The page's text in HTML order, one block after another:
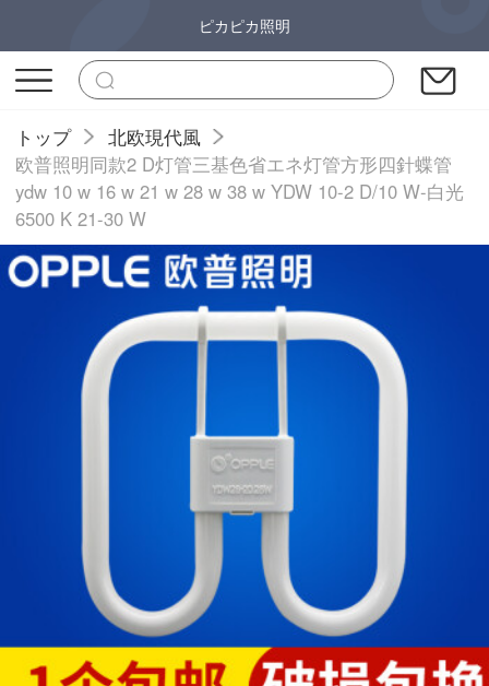
ピカピカ照明
トップ
北欧現代風
欧普照明同款2 D灯管三基色省エネ灯管方形四針蝶管
ydw 10 w 16 w 21 w 28 w 38 w YDW 10-2 D/10 W-白光
6500 K 21-30 W